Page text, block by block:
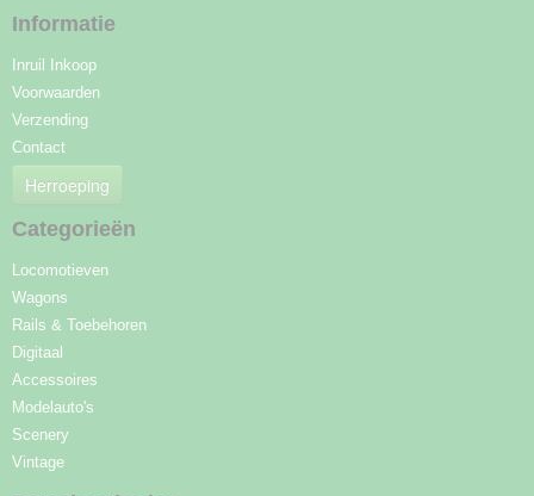
Informatie
Inruil Inkoop
Voorwaarden
Verzending
Contact
Herroeping
Categorieën
Locomotieven
Wagons
Rails & Toebehoren
Digitaal
Accessoires
Modelauto's
Scenery
Vintage